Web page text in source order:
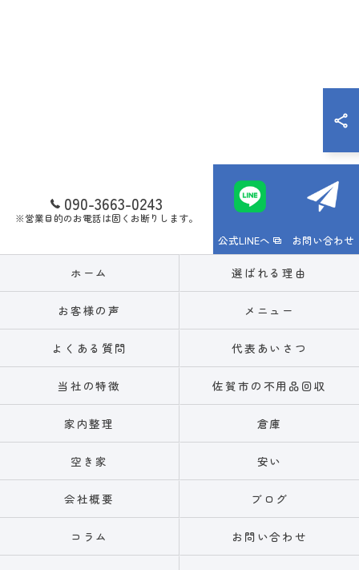
090-3663-0243
※営業目的のお電話は固くお断りします。
公式LINEへ お問い合わせ
ホーム 選ばれる理由
お客様の声 メニュー
よくある質問 代表あいさつ
当社の特徴 佐賀市の不用品回収
家内整理 倉庫
空き家 安い
会社概要 ブログ
コラム お問い合わせ